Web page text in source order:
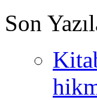
Son